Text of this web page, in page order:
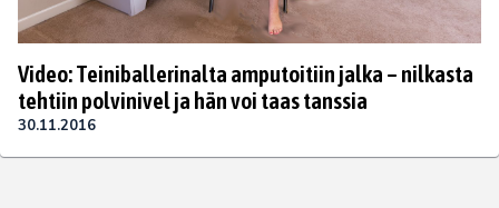
Video: Teiniballerinalta amputoitiin jalka – nilkasta
tehtiin polvinivel ja hän voi taas tanssia
30.11.2016